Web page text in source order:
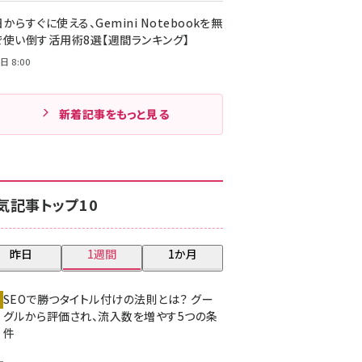
からすぐに使える、Gemini Notebookを無
い倒す活用術8選【週間ランキング】
8:00
新着記事をもっと見る
記事トップ10
昨日 1週間 1か月
SEOで勝つタイトル付けの法則とは？ グー
グルから評価され、流入数を増やす5つの条
件